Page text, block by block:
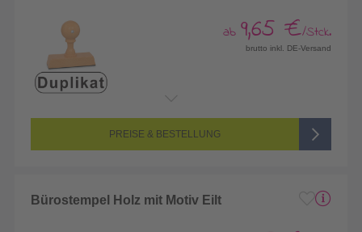
ab 9,65 €/Stck.
brutto inkl. DE-Versand
PREISE & BESTELLUNG
Bürostempel Holz mit Motiv Eilt